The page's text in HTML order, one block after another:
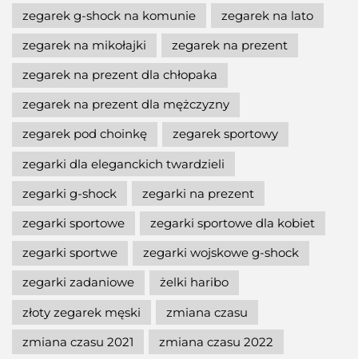
zegarek g-shock na komunie
zegarek na lato
zegarek na mikołajki
zegarek na prezent
zegarek na prezent dla chłopaka
zegarek na prezent dla mężczyzny
zegarek pod choinkę
zegarek sportowy
zegarki dla eleganckich twardzieli
zegarki g-shock
zegarki na prezent
zegarki sportowe
zegarki sportowe dla kobiet
zegarki sportwe
zegarki wojskowe g-shock
zegarki zadaniowe
żelki haribo
złoty zegarek męski
zmiana czasu
zmiana czasu 2021
zmiana czasu 2022